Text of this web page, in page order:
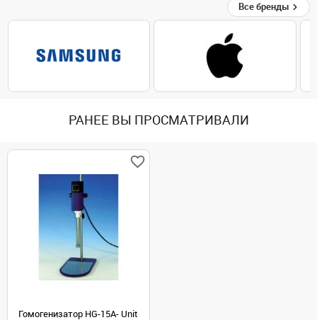
Все бренды
РАНЕЕ ВЫ ПРОСМАТРИВАЛИ
Гомогенизатор HG-15A- Unit